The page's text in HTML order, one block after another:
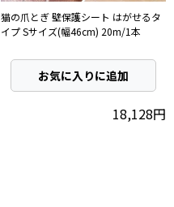
猫の爪とぎ 壁保護シート はがせるタ
イプ Sサイズ(幅46cm) 20m/1本
お気に入りに追加
18,128円